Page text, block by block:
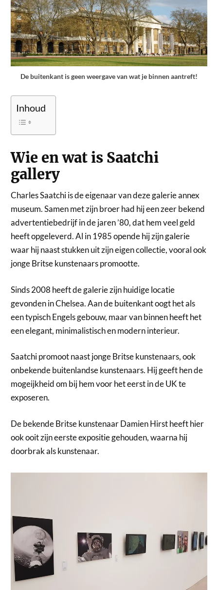
De buitenkant is geen weergave van wat je binnen aantreft!
Inhoud
Wie en wat is Saatchi
gallery
Charles Saatchi is de eigenaar van deze galerie annex
museum. Samen met zijn broer had hij een zeer bekend
advertentiebedrijf in de jaren ’80, dat hem veel geld
heeft opgeleverd. Al in 1985 opende hij zijn galerie
waar hij naast stukken uit zijn eigen collectie, vooral ook
jonge Britse kunstenaars promootte.
Sinds 2008 heeft de galerie zijn huidige locatie
gevonden in Chelsea. Aan de buitenkant oogt het als
een typisch Engels gebouw, maar van binnen heeft het
een elegant, minimalistisch en modern interieur.
Saatchi promoot naast jonge Britse kunstenaars, ook
onbekende buitenlandse kunstenaars. Hij geeft hen de
mogeijkheid om bij hem voor het eerst in de UK te
exposeren.
De bekende Britse kunstenaar Damien Hirst heeft hier
ook ooit zijn eerste expositie gehouden, waarna hij
doorbrak als kunstenaar.